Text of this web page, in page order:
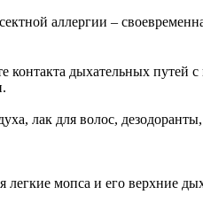
аллергии –
контакта дыхательных
лак для волос,
мопса и его верхние